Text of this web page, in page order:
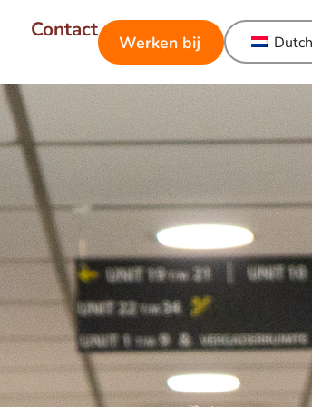
Contact
Werken bij Dutch